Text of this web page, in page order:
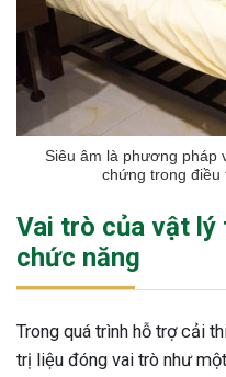
sau sinh là tình trạng viêm
phổ biến, khiến đôi bàn
của chị em trở nên khô...
Siêu âm là phương pháp
chứng trong điều
Vai trò của vật lý
chức năng
Trong quá trình hỗ trợ cải
trị liệu đóng vai trò như